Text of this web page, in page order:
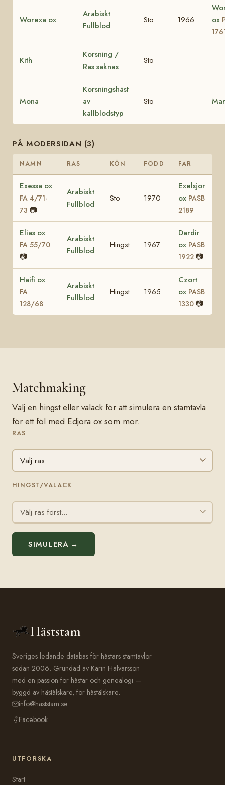
Worexa ox
Arabiskt
Fullblod
Sto 1966
ox
Kith
Korsning /
Ras saknas
Sto
Mona
Korsningshäst
av
kallblodstyp
Sto
PÅ MODERSIDAN (3)
NAMN RAS KÖN FÖDD FAR
Exessa ox
FA 4/71-
73 📷
Arabiskt
Fullblod
Sto 1970
Exelsjor
ox PASB
2189
Elias ox
FA 55/70
📷
Arabiskt
Fullblod
Hingst 1967
Dardir
ox PASB
1922 📷
Haifi ox
FA
128/68
Arabiskt
Fullblod
Hingst 1965
Czort
ox PASB
1330 📷
Matchmaking
Välj en hingst eller valack för att simulera en stamtavla
för ett föl med Edjora ox som mor.
RAS
HINGST/VALACK
SIMULERA →
Häststam
Sveriges ledande databas för hästars stamtavlor
sedan 2006. Grundad av Karin Halvarsson
med en passion för hästar och genealogi —
byggd av hästälskare, för hästälskare.
info@haststam.se
Facebook
UTFORSKA
Start